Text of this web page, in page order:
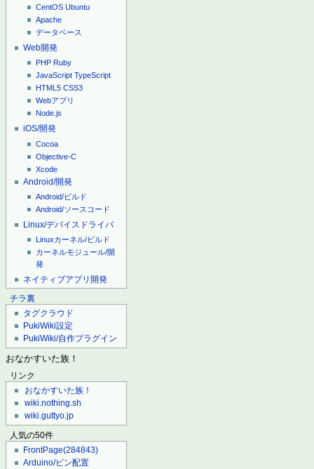
CentOS Ubuntu
Apache
データベース
Web開発
PHP Ruby
JavaScript TypeScript
HTML5 CSS3
Webアプリ
Node.js
iOS/開発
Cocoa
Objective-C
Xcode
Android/開発
Android/ビルド
Android/ソースコード
Linux/デバイスドライバ
Linuxカーネル/ビルド
カーネルモジュール/開
発
ネイティブアプリ開発
チラ裏
タグクラウド
PukiWiki設定
PukiWiki/自作プラグイン
おなかすいた族！
リンク
おなかすいた族！
wiki.nothing.sh
wiki.guttyo.jp
人気の50件
FrontPage(284843)
Arduino/ピン配置